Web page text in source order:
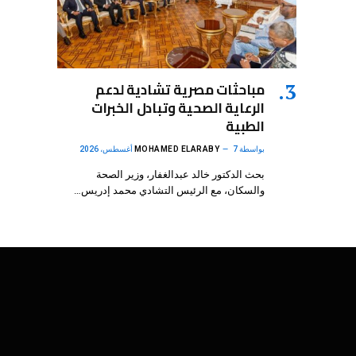
مباحثات مصرية تشادية لدعم
الرعاية الصحية وتبادل الخبرات
الطبية
بواسطة MOHAMED ELARABY 7 أغسطس، 2026
بحث الدكتور خالد عبدالغفار، وزير الصحة
والسكان، مع الرئيس التشادي محمد إدريس…